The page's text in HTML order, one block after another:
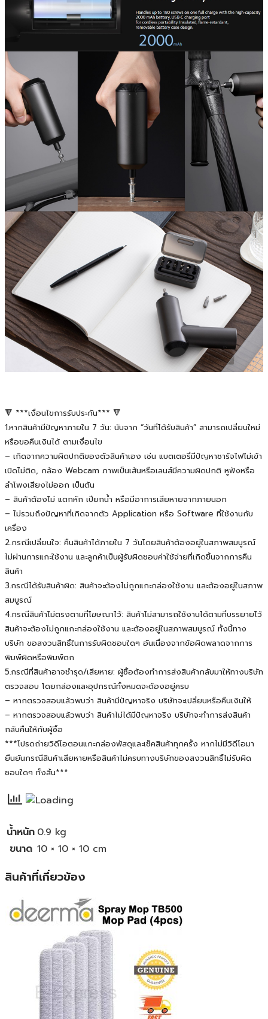
🔻 ***เงื่อนไขการรับประกัน*** 🔻
1.หากสินค้ามีปัญหาภายใน 7 วัน: นับจาก “วันที่ได้รับสินค้า” สามารถเปลี่ยนใหม่
หรือขอคืนเงินได้ ตามเงื่อนไข
– เกิดจากความผิดปกติของตัวสินค้าเอง เช่น แบตเตอรี่มีปัญหาชาร์จไฟไม่เข้า
เปิดไม่ติด, กล้อง Webcam ภาพเป็นเส้นหรือเลนส์มีความผิดปกติ หูฟังหรือ
ลำโพงเสียงไม่ออก เป็นต้น
– สินค้าต้องไม่ แตกหัก เปียกน้ำ หรือมีอาการเสียหายจากภายนอก
– ไม่รวมถึงปัญหาที่เกิดจากตัว Application หรือ Software ที่ใช้งานกับ
เครื่อง
2.กรณีเปลี่ยนใจ: คืนสินค้าได้ภายใน 7 วันโดยสินค้าต้องอยู่ในสภาพสมบูรณ์
ไม่ผ่านการแกะใช้งาน และลูกค้าเป็นผู้รับผิดชอบค่าใช้จ่ายที่เกิดขึ้นจากการคืน
สินค้า
3.กรณีได้รับสินค้าผิด: สินค้าจะต้องไม่ถูกแกะกล่องใช้งาน และต้องอยู่ในสภาพ
สมบูรณ์
4.กรณีสินค้าไม่ตรงตามที่โฆษณาไว้: สินค้าไม่สามารถใช้งานได้ตามที่บรรยายไว้
สินค้าจะต้องไม่ถูกแกะกล่องใช้งาน และต้องอยู่ในสภาพสมบูรณ์ ทั้งนี้ทาง
บริษัท ขอสงวนสิทธิ์ในการรับผิดชอบใดๆ อันเนื่องจากข้อผิดพลาดจากการ
พิมพ์ผิดหรือพิมพ์ตก
5.กรณีที่สินค้าอาจชำรุด/เสียหาย: ผู้ซื้อต้องทำการส่งสินค้ากลับมาให้ทางบริษัท
ตรวจสอบ โดยกล่องและอุปกรณ์ทั้งหมดจะต้องอยู่ครบ
– หากตรวจสอบแล้วพบว่า สินค้ามีปัญหาจริง บริษัทจะเปลี่ยนหรือคืนเงินให้
– หากตรวจสอบแล้วพบว่า สินค้าไม่ได้มีปัญหาจริง บริษัทจะทำการส่งสินค้า
กลับคืนให้กับผู้ซื้อ
***โปรดถ่ายวิดีโอตอนแกะกล่องพัสดุและเช็คสินค้าทุกครั้ง หากไม่มีวิดีโอมา
ยืนยันกรณีสินค้าเสียหายหรือสินค้าไม่ครบทางบริษัทของสงวนสิทธิ์ไม่รับผิด
ชอบใดๆ ทั้งสิ้น***
น้ำหนัก 0.9 kg
ขนาด 10 × 10 × 10 cm
สินค้าที่เกี่ยวข้อง